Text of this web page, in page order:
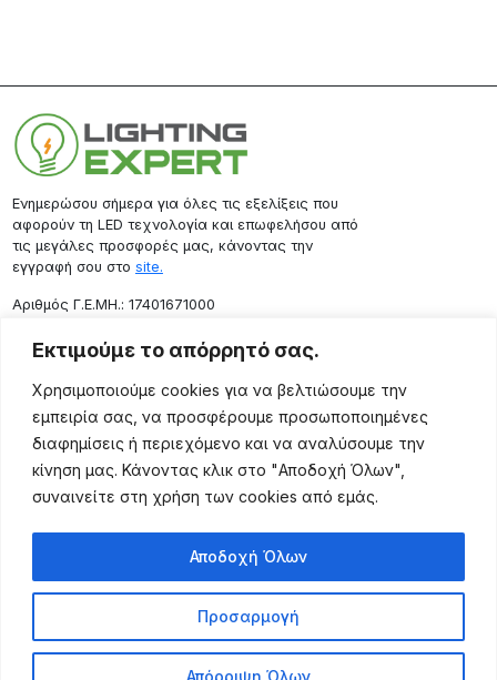
Εκτιμούμε το απόρρητό σας.
Χρησιμοποιούμε cookies για να βελτιώσουμε την
εμπειρία σας, να προσφέρουμε προσωποποιημένες
διαφημίσεις ή περιεχόμενο και να αναλύσουμε την
κίνηση μας. Κάνοντας κλικ στο "Αποδοχή Όλων",
συναινείτε στη χρήση των cookies από εμάς.
Προσαρμογή
Απόρριψη Όλων
Αποδοχή Όλων
Ενημερώσου σήμερα για όλες τις εξελίξεις που
αφορούν τη LED τεχνολογία και επωφελήσου από
τις μεγάλες προσφορές μας, κάνοντας την
εγγραφή σου στο site.
Aριθμός Γ.Ε.ΜΗ.: 17401671000
Επικοινωνία
Ρόδου 133, Αθήνα 10443
(+30) 211 725 5427
sales@lightingexpert.gr
Χρήσιμες Σελίδες
Προϊόντα
Τρόποι Αποστολής